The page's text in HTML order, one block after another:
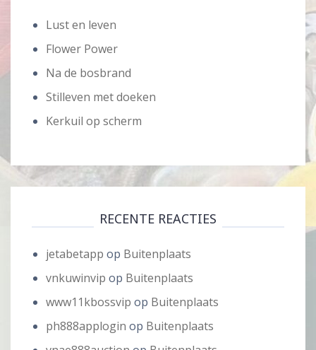
Lust en leven
Flower Power
Na de bosbrand
Stilleven met doeken
Kerkuil op scherm
RECENTE REACTIES
jetabetapp op Buitenplaats
vnkuwinvip op Buitenplaats
www11kbossvip op Buitenplaats
ph888applogin op Buitenplaats